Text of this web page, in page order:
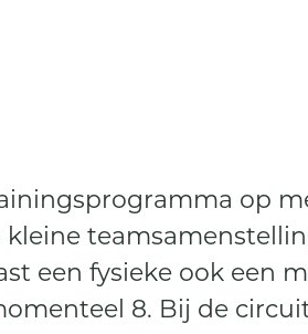
op
een fysieke ook een
8. Bij de